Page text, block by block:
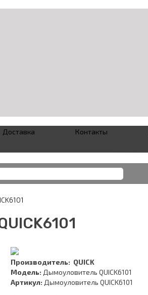
Доставка Контакты
Производитель: QUICK
Модель: Дымоуловитель QUICK6101
Артикул: Дымоуловитель QUICK6101